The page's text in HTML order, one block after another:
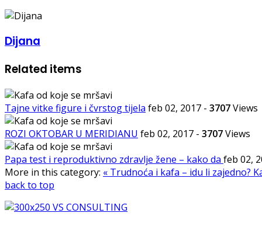
Dijana
Related items
Tajne vitke figure i čvrstog tijela feb 02, 2017 - 3707Views
ROZI OKTOBAR U MERIDIANU feb 02, 2017 - 3707Views
Papa test i reproduktivno zdravlje žene – kako da feb 02,
More in this category: « Trudnoća i kafa – idu li zajedno?
back to top